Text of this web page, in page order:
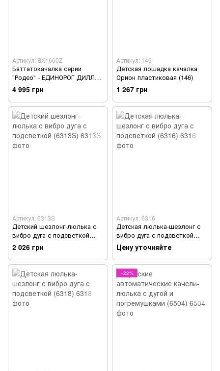
Артикул: BX1660Z
Баттатокачалка серии
"Родео" - ЕДИНОРОГ ДИЛЛИ-
ДОЛЛИ (BX1660Z)
4 995 грн
Артикул: 146
Детская лошадка качалка
Орион пластиковая (146)
1 267 грн
Артикул: 6313S
Детский шезлонг-люлька с
вибро дуга с подсветкой
(6313S)
2 026 грн
Артикул: 6316
Детская люлька-шезлонг с
вибро дуга с подсветкой
(6316)
Цену уточняйте
−22%